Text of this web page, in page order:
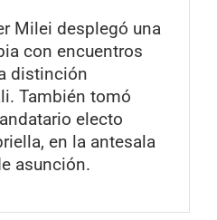
Milei desplegó una
con encuentros
distinción
También tomó
electo
en la antesala
asunción.